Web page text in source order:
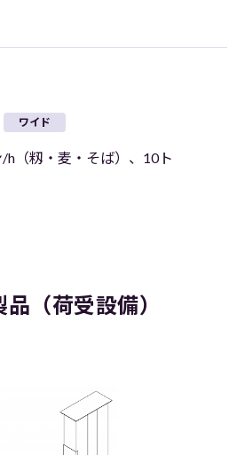
ワイド
（籾・麦・そば）、10ト
（荷受設備）